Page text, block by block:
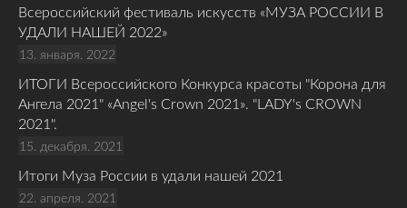
Всероссийский фестиваль искусств «МУЗА РОССИИ В
УДАЛИ НАШЕЙ 2022»
13. января. 2022
ИТОГИ Всероссийского Конкурса красоты "Корона для
Ангела 2021" «Angel's Crown 2021». "LADY's CROWN
2021".
15. декабря. 2021
Итоги Муза России в удали нашей 2021
22. апреля. 2021